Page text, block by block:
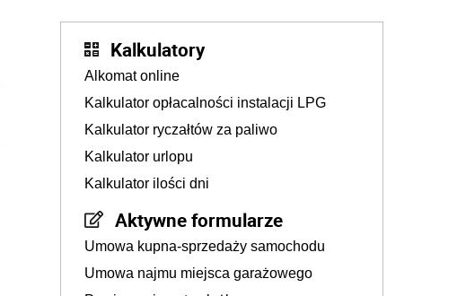
Kalkulatory
Alkomat online
Kalkulator opłacalności instalacji LPG
Kalkulator ryczałtów za paliwo
Kalkulator urlopu
Kalkulator ilości dni
Aktywne formularze
Umowa kupna-sprzedaży samochodu
Umowa najmu miejsca garażowego